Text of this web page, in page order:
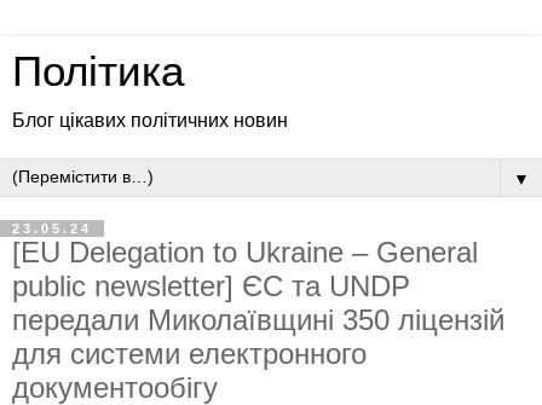
Політика
Блог цікавих політичних новин
▼
23.05.24
[EU Delegation to Ukraine – General
public newsletter] ЄС та UNDP
передали Миколаївщині 350 ліцензій
для системи електронного
документообігу